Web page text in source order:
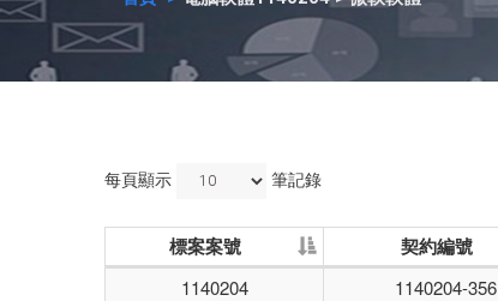
每頁顯示 筆記錄
標案案號 契約編號
1140204 1140204-356